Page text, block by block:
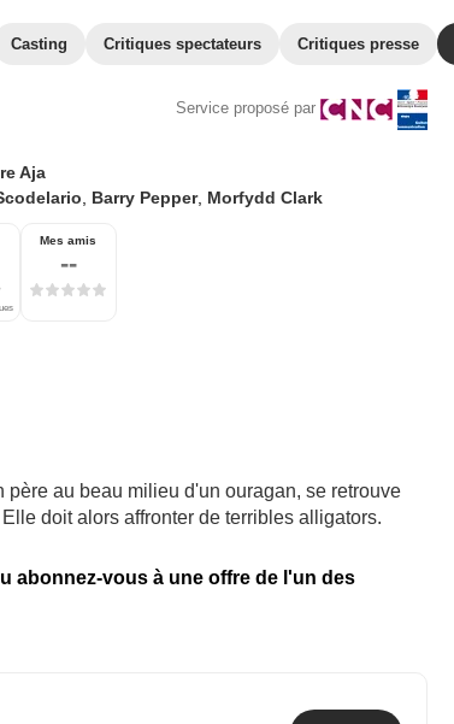
Casting Critiques spectateurs Critiques presse
Service proposé par
Aja
Barry Pepper, Morfydd Clark
Mes amis
--
au beau milieu d'un ouragan, se retrouve
doit alors affronter de terribles alligators.
abonnez-vous à une offre de l'un des